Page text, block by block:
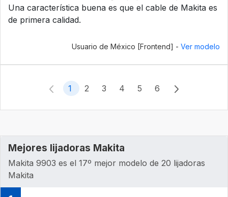
Una característica buena es que el cable de Makita es
de primera calidad.
Usuario de México [Frontend] - Ver modelo
1 2 3 4 5 6
Mejores lijadoras Makita
Makita 9903 es el 17º mejor modelo de 20 lijadoras
Makita